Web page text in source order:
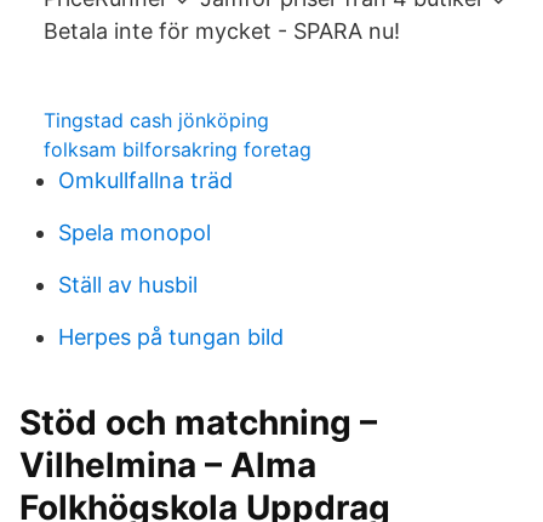
Betala inte för mycket - SPARA nu!
Tingstad cash jönköping
folksam bilforsakring foretag
Omkullfallna träd
Spela monopol
Ställ av husbil
Herpes på tungan bild
Stöd och matchning –
Vilhelmina – Alma
Folkhögskola Uppdrag